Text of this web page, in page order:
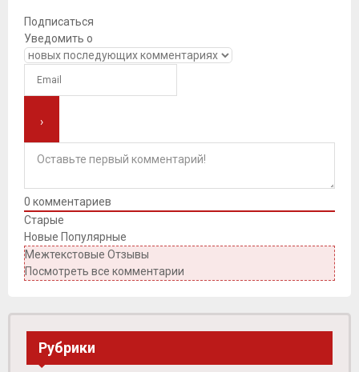
Подписаться
Уведомить о
0 комментариев
Старые
Новые Популярные
Межтекстовые Отзывы
Посмотреть все комментарии
Рубрики